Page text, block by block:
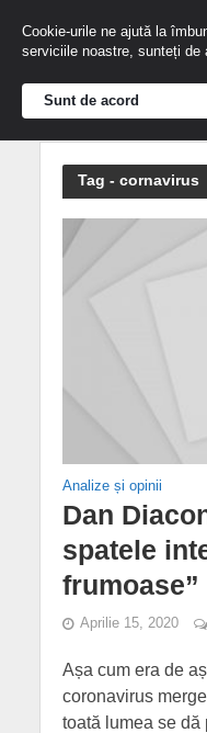
Tag - cornavirus
Analize și opinii
Dan
spatele
frumoase”
Aprilie 15, 2020
Așa cum era de
coronavirus
toată lumea se dă
Cookie-urile ne ajută la
serviciile noastre, sunteți de
Sunt de acord